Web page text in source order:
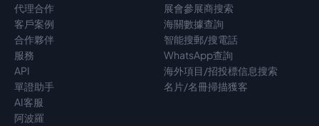
代理合作
客戶案例
合作夥伴
服務
API
單證助手
AI客服
阿波羅
展會參展商搜索
海關數據查詢
智能搜郵/搜電話
WhatsApp查詢
海外項目/招投標信息搜索
名片/名冊掃描獲客